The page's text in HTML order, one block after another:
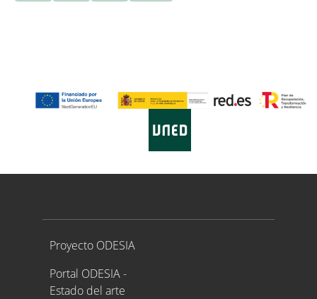
Proyecto ODESIA
Proyecto ODESIA
Portal ODESIA -
Estado del arte